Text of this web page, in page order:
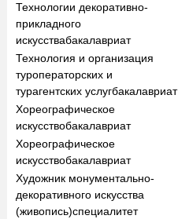
Технологии декоративно-
прикладного
искусствабакалавриат
Технология и организация
туроператорских и
турагентских услугбакалавриат
Хореографическое
искусствобакалавриат
Хореографическое
искусствобакалавриат
Художник монументально-
декоративного искусства
(живопись)специалитет